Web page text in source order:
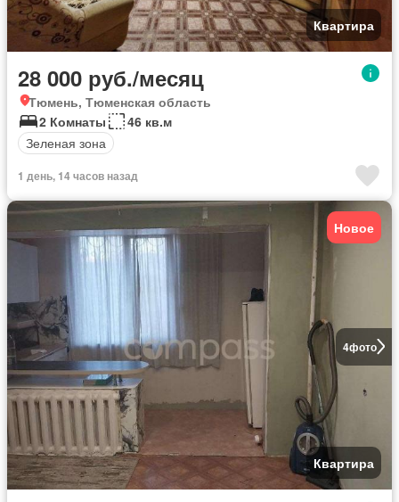
Квартира
28 000 руб./месяц
Тюмень, Тюменская область
2 Комнаты
46 кв.м
Зеленая зона
1 день, 14 часов назад
4фото
Новое
Квартира